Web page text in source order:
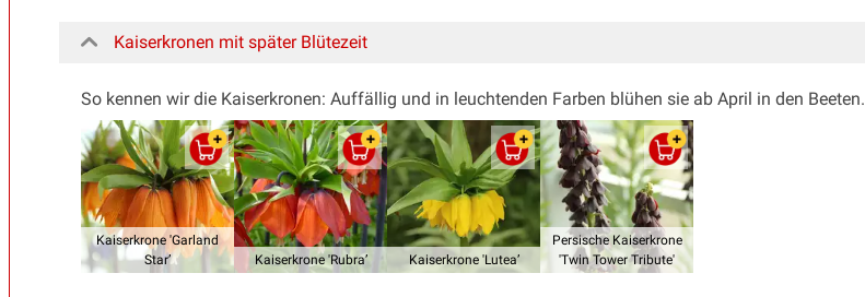
Kaiserkronen mit später Blütezeit
So kennen wir die Kaiserkronen: Auffällig und in leuchtenden Farben blühen sie ab April in den Beeten.
Kaiserkrone 'Garland
Star’
Kaiserkrone 'Rubra’ Kaiserkrone 'Lutea’
Persische Kaiserkrone
'Twin Tower Tribute'